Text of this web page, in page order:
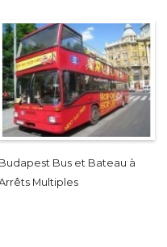
Budapest Bus et Bateau à
Multiples